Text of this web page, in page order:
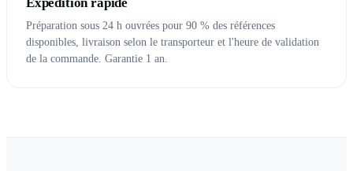
Préparation sous 24 h ouvrées pour 90 % des références
disponibles, livraison selon le transporteur et l'heure de validation
de la commande. Garantie 1 an.